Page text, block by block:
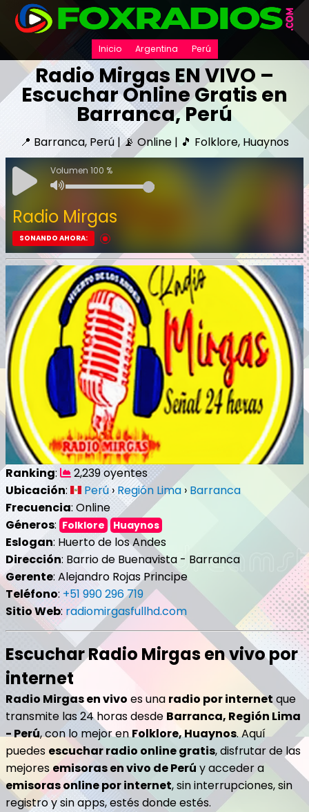
Inicio Argentina Perú
Radio Mirgas EN VIVO –
Escuchar Online Gratis en
Barranca, Perú
📍 Barranca, Perú | 📡 Online | 🎵 Folklore, Huaynos
Volumen 100 %
Radio Mirgas
SONANDO AHORA:
Escuchar Radio Mirgas en vivo por
internet
Radio Mirgas en vivo es una radio por internet que
transmite las 24 horas desde Barranca, Región Lima
- Perú, con lo mejor enFolklore, Huaynos. Aquí
puedes escuchar radio online gratis, disfrutar de las
mejoresemisoras en vivo de Perú y acceder a
emisoras online por internet, sin interrupciones, sin
registro y sin apps, estés donde estés.
Ranking:
2,239 oyentes
Ubicación: Perú›Región Lima › Barranca
Frecuencia: Online
Géneros: Folklore Huaynos
Eslogan: Huerto de los Andes
Dirección: Barrio de Buenavista - Barranca
Gerente: Alejandro Rojas Principe
Teléfono: +51 990 296 719
Sitio Web:radiomirgasfullhd.com